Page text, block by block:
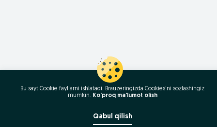
Bu sayt Cookie fayllarni ishlatadi. Brauzeringizda Cookies'ni sozlashingiz
mumkin. Ko'proq ma'lumot olish
Qabul qilish